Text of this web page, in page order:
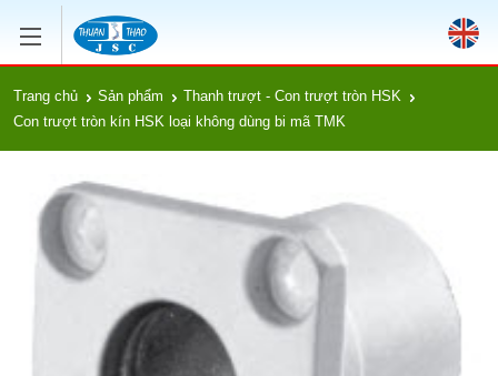
Trang chủ Sản phẩm
Thanh trượt - Con trượt tròn HSK
Con trượt tròn kín HSK loại không dùng bi mã TMK